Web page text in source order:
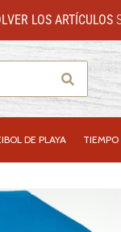
LOS ARTÍCULOS
Buscar
DE PLAYA TIEMPO